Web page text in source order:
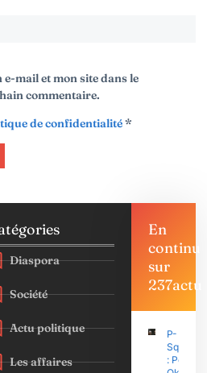
mail et mon site dans le
commentaire.
de confidentialité*
Diaspora
Société
Actu politique
Les affaires
En
continu
sur
237actu
P-
Square
: Peter